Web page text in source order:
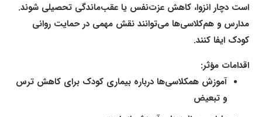
است دچار انزوا، کاهش عزت‌نفس یا عقب‌ماندگی تحصیلی شوند.
مدارس و هم‌کلاسی‌ها می‌توانند نقش مهمی در حمایت روانی
کودک ایفا کنند.
اقدامات مؤثر:
آموزش همکلاسی‌ها درباره بیماری کودک برای کاهش ترس
و تبعیض